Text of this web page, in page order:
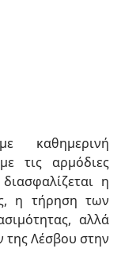
καθημερινή
τις αρμόδιες
η
η τήρηση των
αλλά
της Λέσβου στην